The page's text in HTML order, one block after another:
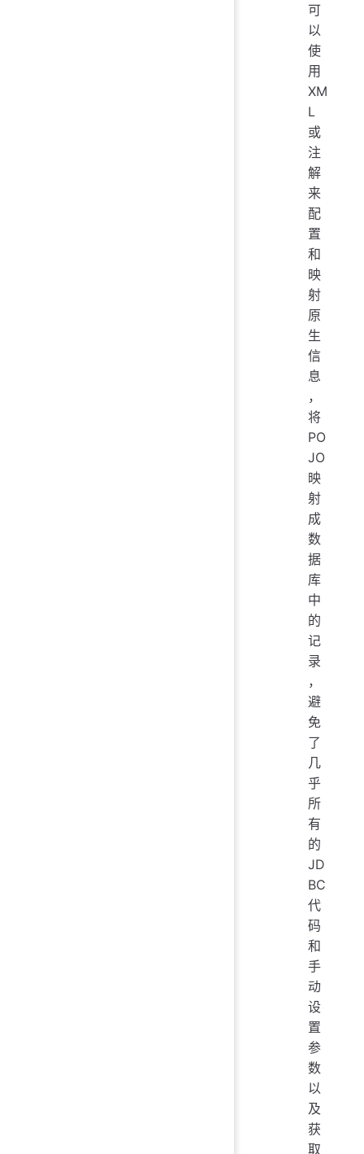
可
以
使
用
XM
L
或
注
解
来
配
置
和
映
射
原
生
信
息
，
将
PO
JO
映
射
成
数
据
库
中
的
记
录
，
避
免
了
几
乎
所
有
的
JD
BC
代
码
和
手
动
设
置
参
数
以
及
获
取